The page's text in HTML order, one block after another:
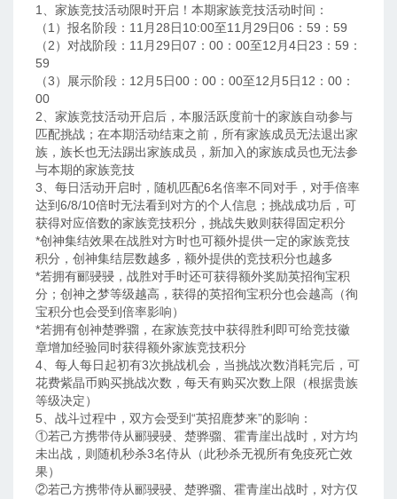
1、家族竞技活动限时开启！本期家族竞技活动时间：
（1）报名阶段：11月28日10:00至11月29日06：59：59
（2）对战阶段：11月29日07：00：00至12月4日23：59：
59
（3）展示阶段：12月5日00：00：00至12月5日12：00：
00
2、家族竞技活动开启后，本服活跃度前十的家族自动参与
匹配挑战；在本期活动结束之前，所有家族成员无法退出家
族，族长也无法踢出家族成员，新加入的家族成员也无法参
与本期的家族竞技
3、每日活动开启时，随机匹配6名倍率不同对手，对手倍率
达到6/8/10倍时无法看到对方的个人信息；挑战成功后，可
获得对应倍数的家族竞技积分，挑战失败则获得固定积分
*创神集结效果在战胜对方时也可额外提供一定的家族竞技
积分，创神集结层数越多，额外提供的竞技积分也越多
*若拥有郦骎骎，战胜对手时还可获得额外奖励英招徇宝积
分；创神之梦等级越高，获得的英招徇宝积分也会越高（徇
宝积分也会受到倍率影响）
*若拥有创神楚骅骝，在家族竞技中获得胜利即可给竞技徽
章增加经验同时获得额外家族竞技积分
4、每人每日起初有3次挑战机会，当挑战次数消耗完后，可
花费紫晶币购买挑战次数，每天有购买次数上限（根据贵族
等级决定）
5、战斗过程中，双方会受到“英招鹿梦来”的影响：
①若己方携带侍从郦骎骎、楚骅骝、霍青崖出战时，对方均
未出战，则随机秒杀3名侍从（此秒杀无视所有免疫死亡效
果）
②若己方携带侍从郦骎骎、楚骅骝、霍青崖出战时，对方仅